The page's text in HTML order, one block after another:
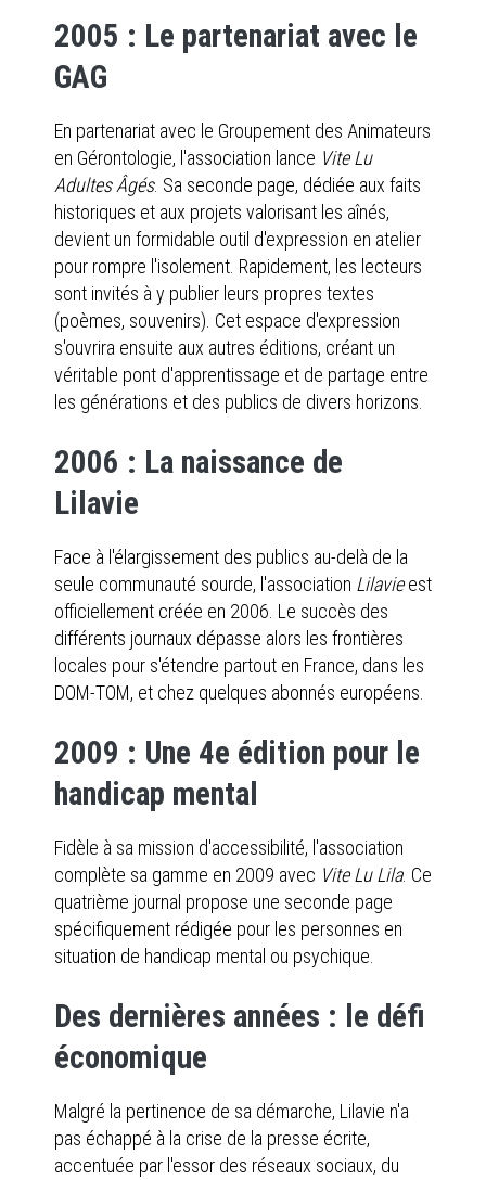
2005 : Le partenariat avec le
GAG
En partenariat avec le Groupement des Animateurs
en Gérontologie, l'association lance Vite Lu
Adultes Âgés. Sa seconde page, dédiée aux faits
historiques et aux projets valorisant les aînés,
devient un formidable outil d'expression en atelier
pour rompre l'isolement. Rapidement, les lecteurs
sont invités à y publier leurs propres textes
(poèmes, souvenirs). Cet espace d'expression
s'ouvrira ensuite aux autres éditions, créant un
véritable pont d'apprentissage et de partage entre
les générations et des publics de divers horizons.
2006 : La naissance de
Lilavie
Face à l'élargissement des publics au-delà de la
seule communauté sourde, l'association Lilavieest
officiellement créée en 2006. Le succès des
différents journaux dépasse alors les frontières
locales pour s'étendre partout en France, dans les
DOM-TOM, et chez quelques abonnés européens.
2009 : Une 4e édition pour le
handicap mental
Fidèle à sa mission d'accessibilité, l'association
complète sa gamme en 2009 avec Vite Lu Lila. Ce
quatrième journal propose une seconde page
spécifiquement rédigée pour les personnes en
situation de handicap mental ou psychique.
Des dernières années : le défi
économique
Malgré la pertinence de sa démarche, Lilavie n'a
pas échappé à la crise de la presse écrite,
accentuée par l'essor des réseaux sociaux, du